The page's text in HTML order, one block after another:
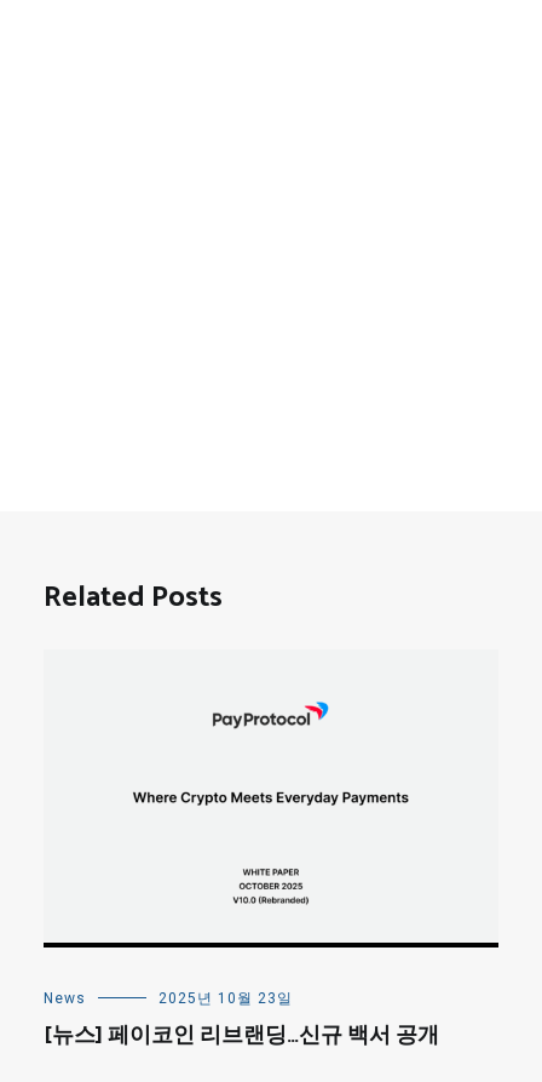
Related Posts
News 2025년 10월 23일
[뉴스] 페이코인 리브랜딩…신규 백서 공개